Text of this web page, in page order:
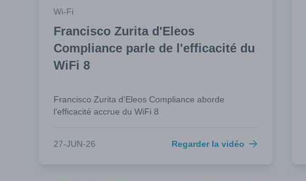
Wi-Fi
Francisco Zurita d'Eleos
Compliance parle de l'efficacité du
WiFi 8
Francisco Zurita d'Eleos Compliance aborde
l'efficacité accrue du WiFi 8
27-JUN-26 Regarder la vidéo